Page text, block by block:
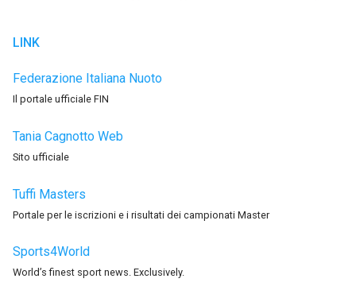
LINK
Federazione Italiana Nuoto
Il portale ufficiale FIN
Tania Cagnotto Web
Sito ufficiale
Tuffi Masters
Portale per le iscrizioni e i risultati dei campionati Master
Sports4World
World’s finest sport news. Exclusively.